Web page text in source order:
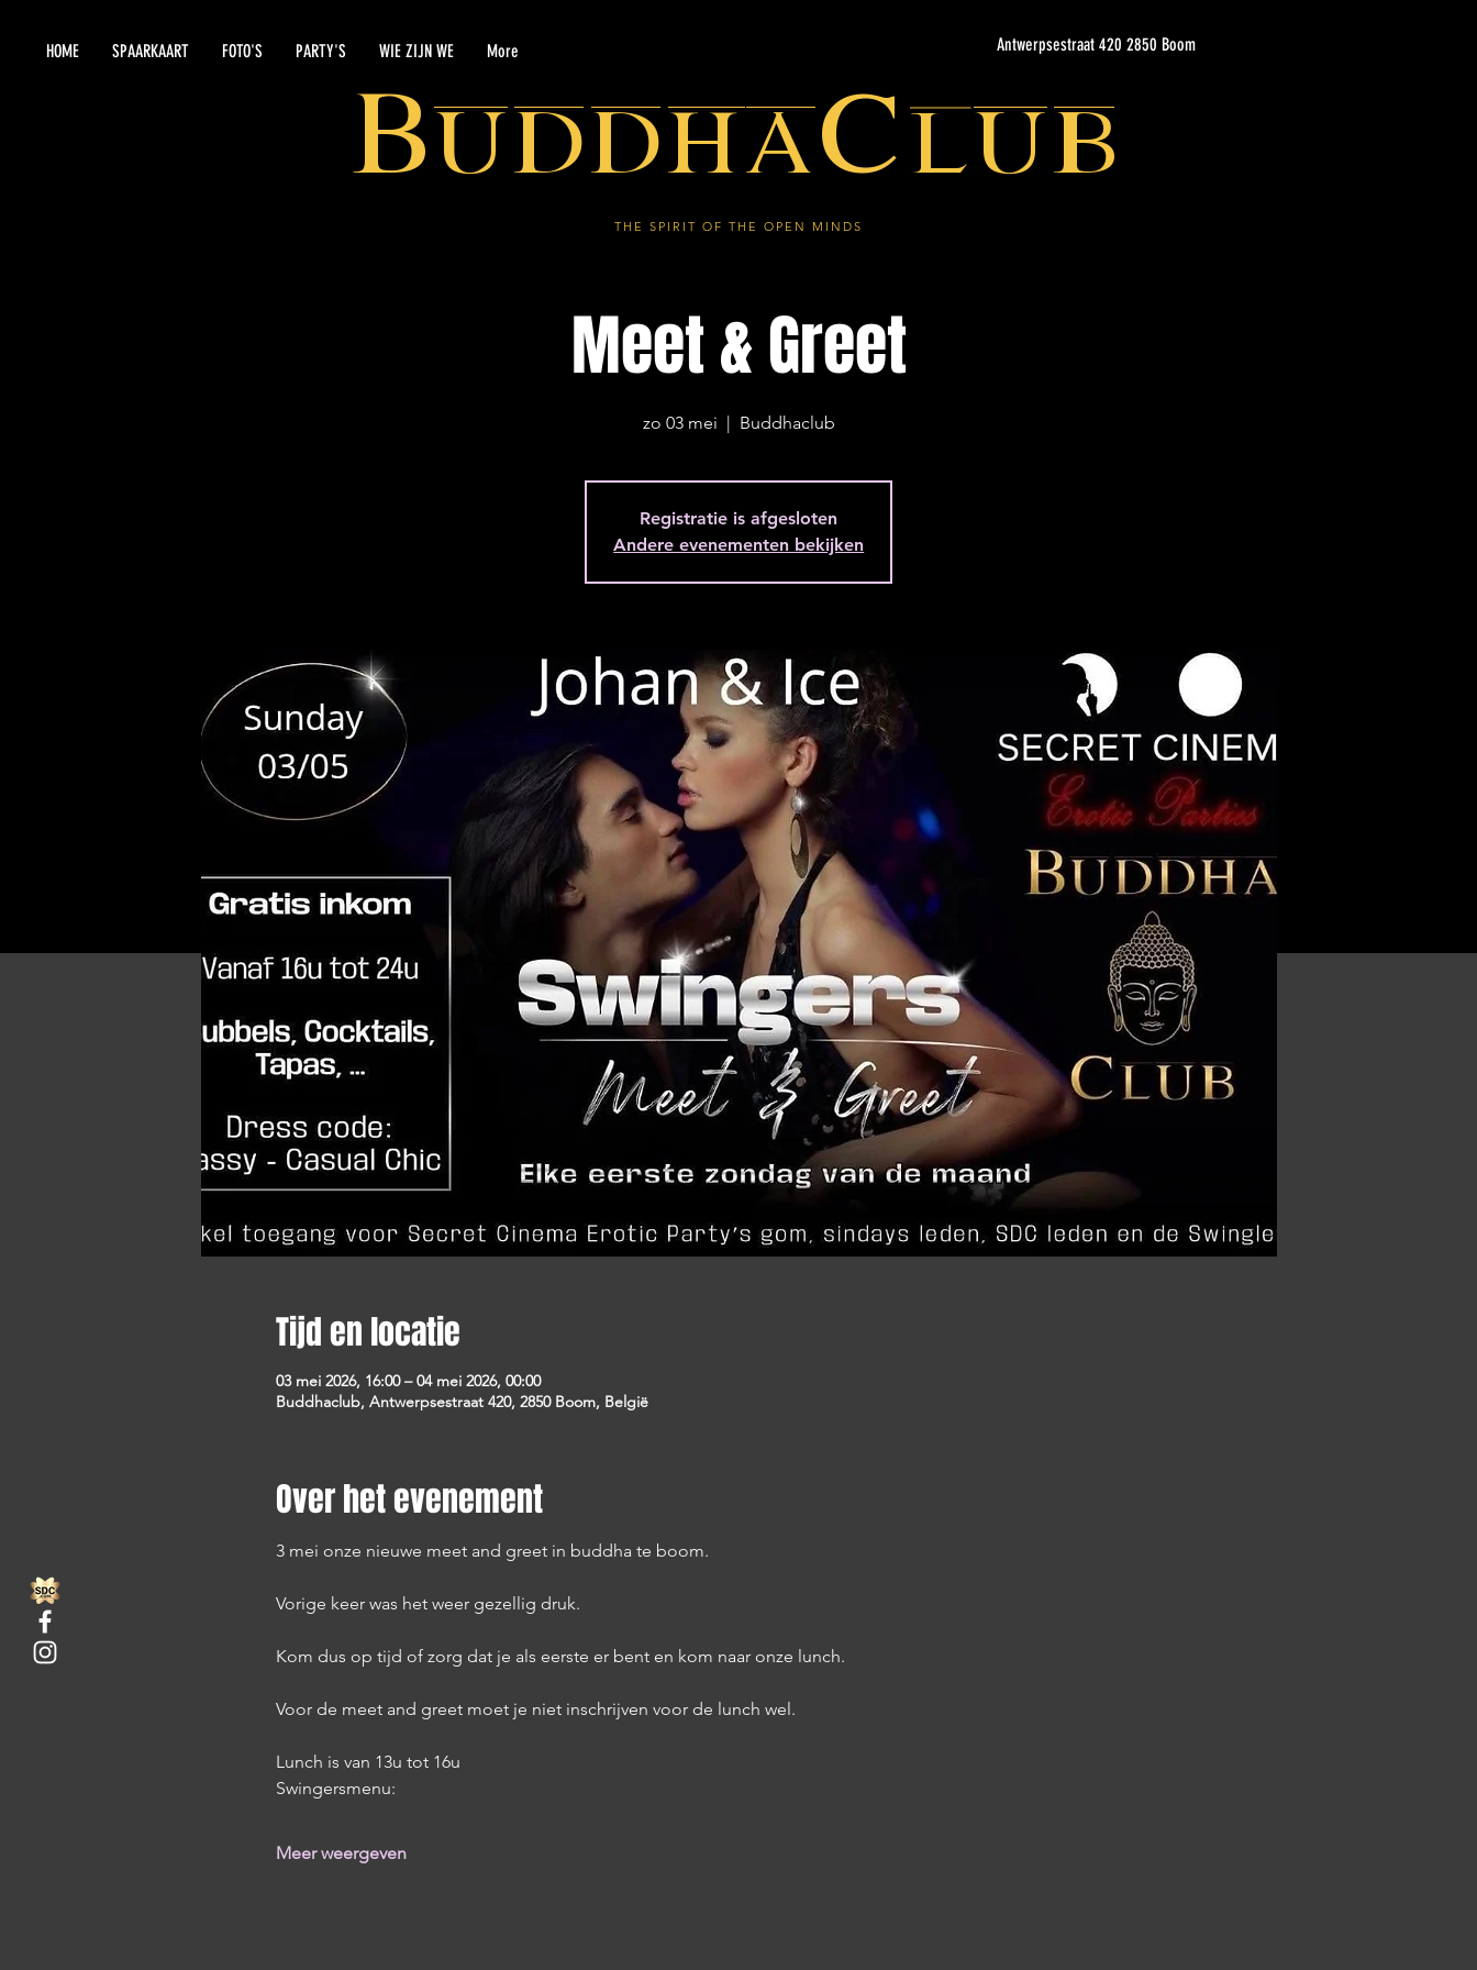
HOME SPAARKAART FOTO'S PARTY'S WIE ZIJN WE More Antwerpsestraat 420 2850 Boom
BuddhaClub
THE SPIRIT OF THE OPEN MINDS
Meet & Greet
zo 03 mei
  |
Buddhaclub
Registratie is afgesloten
Andere evenementen bekijken
Tijd en locatie
03 mei 2026, 16:00 – 04 mei 2026, 00:00
Buddhaclub, Antwerpsestraat 420, 2850 Boom, België
Over het evenement
3 mei onze nieuwe meet and greet in buddha te boom.
Vorige keer was het weer gezellig druk.
Kom dus op tijd of zorg dat je als eerste er bent en kom naar onze lunch.
Voor de meet and greet moet je niet inschrijven voor de lunch wel.
Lunch is van 13u tot 16u
Swingersmenu:
Meer weergeven